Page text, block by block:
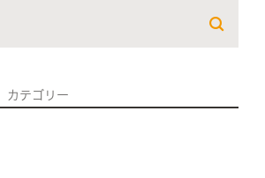
カテゴリー